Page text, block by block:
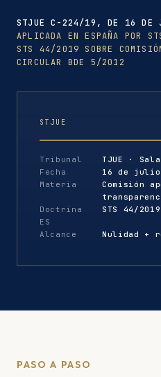
STJUE C-224/19, DE 16 DE
APLICADA EN ESPAÑA POR
STS 44/2019 SOBRE
CIRCULAR BDE 5/2012
STJUE
Tribunal
TJUE ·
Fecha
16 de julio
Materia
Comisión
Doctrina
ES
STS 44/
Alcance Nulidad +
PASO A PASO